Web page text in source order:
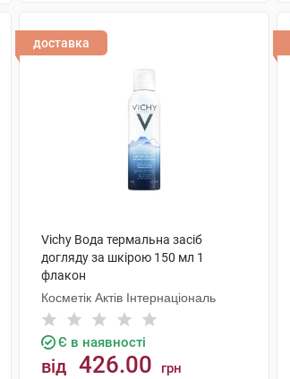
доставка
Vichy Вода термальна засіб
догляду за шкірою 150 мл 1
флакон
Косметік Актів Інтернаціональ
Є в наявності
від 426.00 грн